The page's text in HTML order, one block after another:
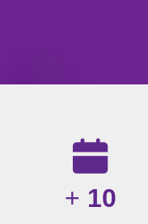
Resultados da nossa
+ 10